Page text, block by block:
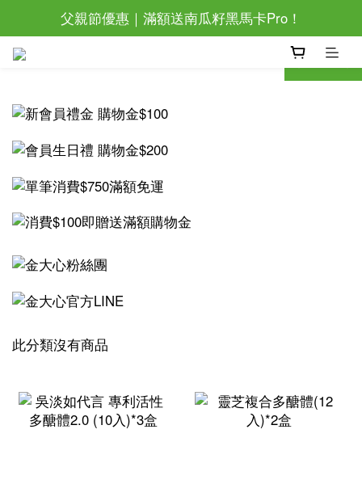
父親節優惠｜滿額送南瓜籽黑馬卡Pro！
父親節優惠｜滿額送南瓜籽黑馬卡Pro！
prev
此分類沒有商品